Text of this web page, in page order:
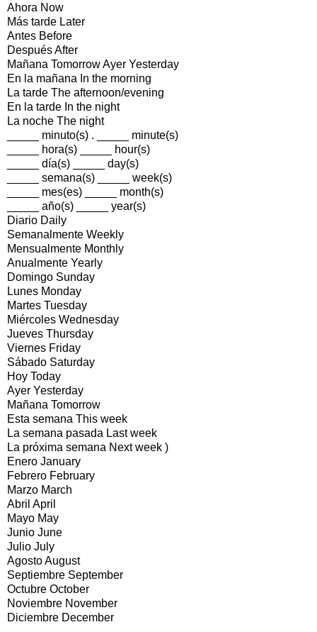
Ahora Now
Más tarde Later
Antes Before
Después After
Mañana Tomorrow Ayer Yesterday
En la mañana In the morning
La tarde The afternoon/evening
En la tarde In the night
La noche The night
_____ minuto(s) . _____ minute(s)
_____ hora(s) _____ hour(s)
_____ día(s) _____ day(s)
_____ semana(s) _____ week(s)
_____ mes(es) _____ month(s)
_____ año(s) _____ year(s)
Diario Daily
Semanalmente Weekly
Mensualmente Monthly
Anualmente Yearly
Domingo Sunday
Lunes Monday
Martes Tuesday
Miércoles Wednesday
Jueves Thursday
Viernes Friday
Sábado Saturday
Hoy Today
Ayer Yesterday
Mañana Tomorrow
Esta semana This week
La semana pasada Last week
La próxima semana Next week )
Enero January
Febrero February
Marzo March
Abril April
Mayo May
Junio June
Julio July
Agosto August
Septiembre September
Octubre October
Noviembre November
Diciembre December